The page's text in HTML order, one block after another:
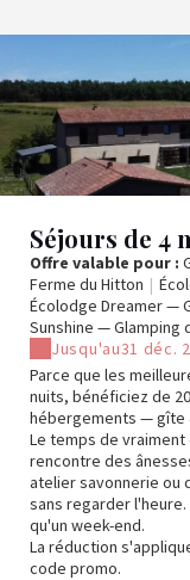
Séjours de 4
Offre valable pour :
Ferme du Hitton |
Écolodge Dreamer —
Sunshine — Glamping
Jusqu'au31 déc.
Parce que les
nuits, bénéficiez de
hébergements — gîte
Le temps de
rencontre des
atelier savonnerie ou
sans regarder
qu'un week-end.
La réduction
code promo.